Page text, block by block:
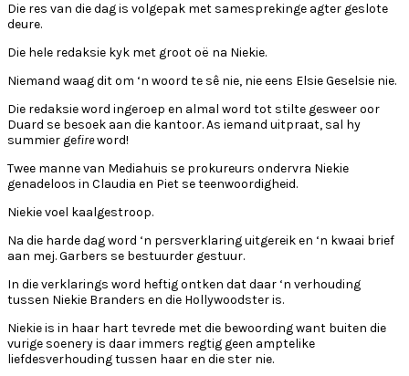
Die res van die dag is volgepak met samesprekinge agter geslote
deure.
Die hele redaksie kyk met groot oë na Niekie.
Niemand waag dit om ‘n woord te sê nie, nie eens Elsie Geselsie nie.
Die redaksie word ingeroep en almal word tot stilte gesweer oor
Duard se besoek aan die kantoor. As iemand uitpraat, sal hy
summier gefireword!
Twee manne van Mediahuis se prokureurs ondervra Niekie
genadeloos in Claudia en Piet se teenwoordigheid.
Niekie voel kaalgestroop.
Na die harde dag word ‘n persverklaring uitgereik en ‘n kwaai brief
aan mej. Garbers se bestuurder gestuur.
In die verklarings word heftig ontken dat daar ‘n verhouding
tussen Niekie Branders en die Hollywoodster is.
Niekie is in haar hart tevrede met die bewoording want buiten die
vurige soenery is daar immers regtig geen amptelike
liefdesverhouding tussen haar en die ster nie.